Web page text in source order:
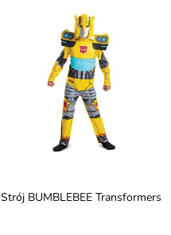
Strój BUMBLEBEE Transformers